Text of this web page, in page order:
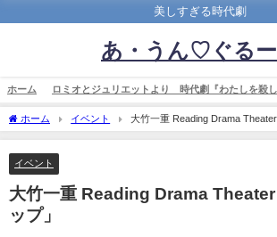
美しすぎる時代劇
あ・うん♡ぐる
ホーム ロミオとジュリエットより 時代劇『わたしを殺
ホーム イベント 大竹一重 Reading Drama
イベント
大竹一重 Reading Drama Theater
ップ」